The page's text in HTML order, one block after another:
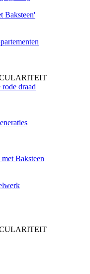
Baksteen'
draad
Baksteen